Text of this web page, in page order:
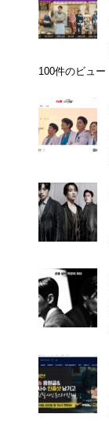
100件のビュー